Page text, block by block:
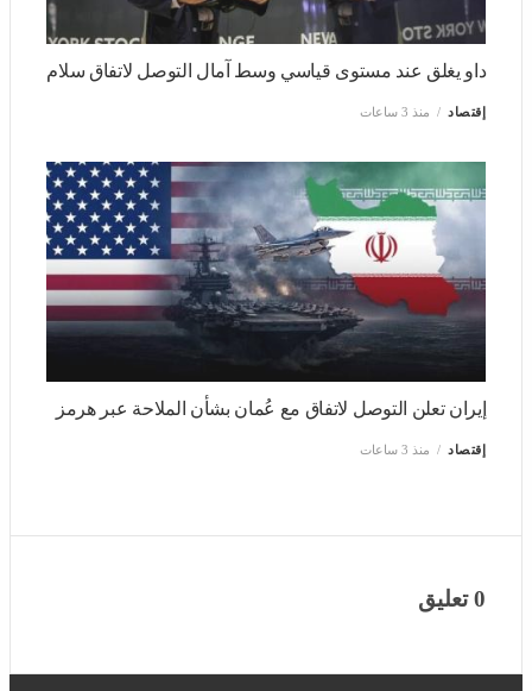
داو يغلق عند مستوى قياسي وسط آمال التوصل لاتفاق سلام
إقتصاد منذ 3 ساعات
إيران تعلن التوصل لاتفاق مع عُمان بشأن الملاحة عبر هرمز
إقتصاد منذ 3 ساعات